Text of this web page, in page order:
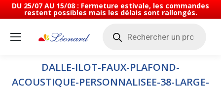
DU 25/07 AU 15/08 : Fermeture estivale, les commandes
restent possibles mais les délais sont rallongés.
produits
DALLE-ILOT-FAUX-PLAFOND-
ACOUSTIQUE-PERSONNALISEE-38-LARGE-